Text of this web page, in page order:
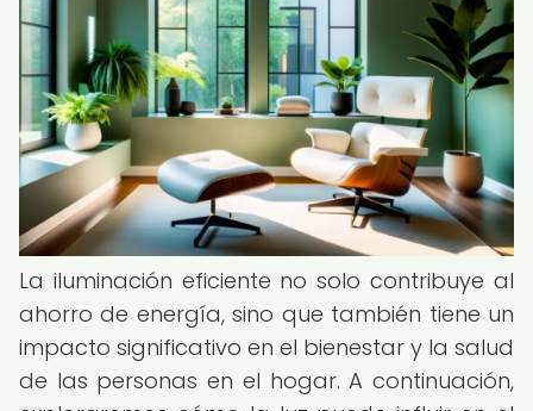
La iluminación eficiente no solo contribuye al
ahorro de energía, sino que también tiene un
impacto significativo en el bienestar y la salud
de las personas en el hogar. A continuación,